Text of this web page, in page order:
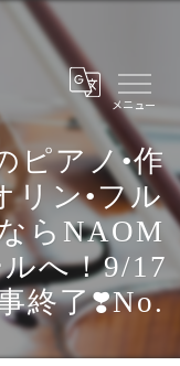
ピアノ•作
リン•フル
らNAOM
へ！9/17
終了❣️No.